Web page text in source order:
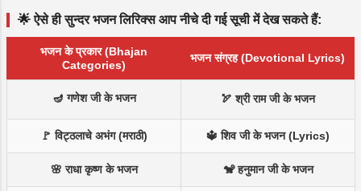
🌟 ऐसे ही सुन्दर भजन लिरिक्स आप नीचे दी गई सूची में देख सकते हैं:
भजन के प्रकार (Bhajan
Categories)
भजन संग्रह (Devotional Lyrics)
🪔 गणेश जी के भजन 🏹 श्री राम जी के भजन
🚩 विट्ठलाचे अभंग (मराठी) 🔱 शिव जी के भजन (Lyrics)
🌸 राधा कृष्ण के भजन 🐒 हनुमान जी के भजन